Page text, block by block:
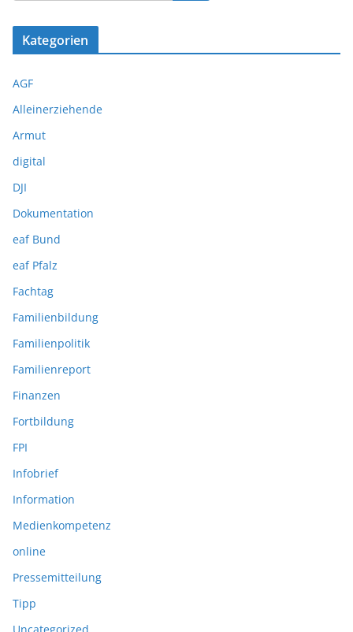
Kategorien
AGF
Alleinerziehende
Armut
digital
DJI
Dokumentation
eaf Bund
eaf Pfalz
Fachtag
Familienbildung
Familienpolitik
Familienreport
Finanzen
Fortbildung
FPI
Infobrief
Information
Medienkompetenz
online
Pressemitteilung
Tipp